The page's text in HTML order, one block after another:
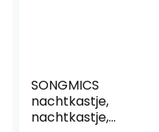
SONGMICS
nachtkastje,
nachtkastje,